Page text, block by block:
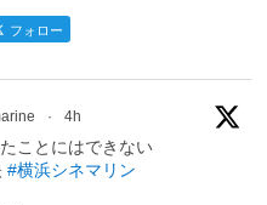
フォロー
· 4h
ことにはできない
#横浜シネマリン